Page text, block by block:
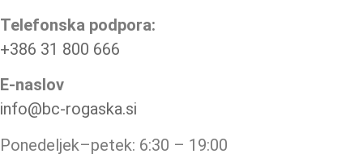
Telefonska podpora:
+386 31 800 666
E-naslov
info@bc-rogaska.si
Ponedeljek–petek: 6:30 – 19:00